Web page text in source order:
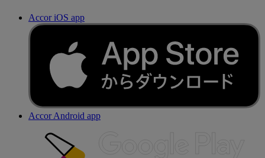
Accor iOS app
Accor Android app